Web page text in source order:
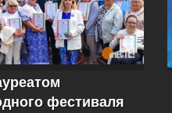
фестиваля